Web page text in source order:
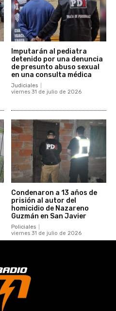
Imputarán al pediatra
detenido por una denuncia
de presunto abuso sexual
en una consulta médica
Judiciales
viernes 31 de julio de 2026
Condenaron a 13 años de
prisión al autor del
homicidio de Nazareno
Guzmán en San Javier
Policiales
viernes 31 de julio de 2026